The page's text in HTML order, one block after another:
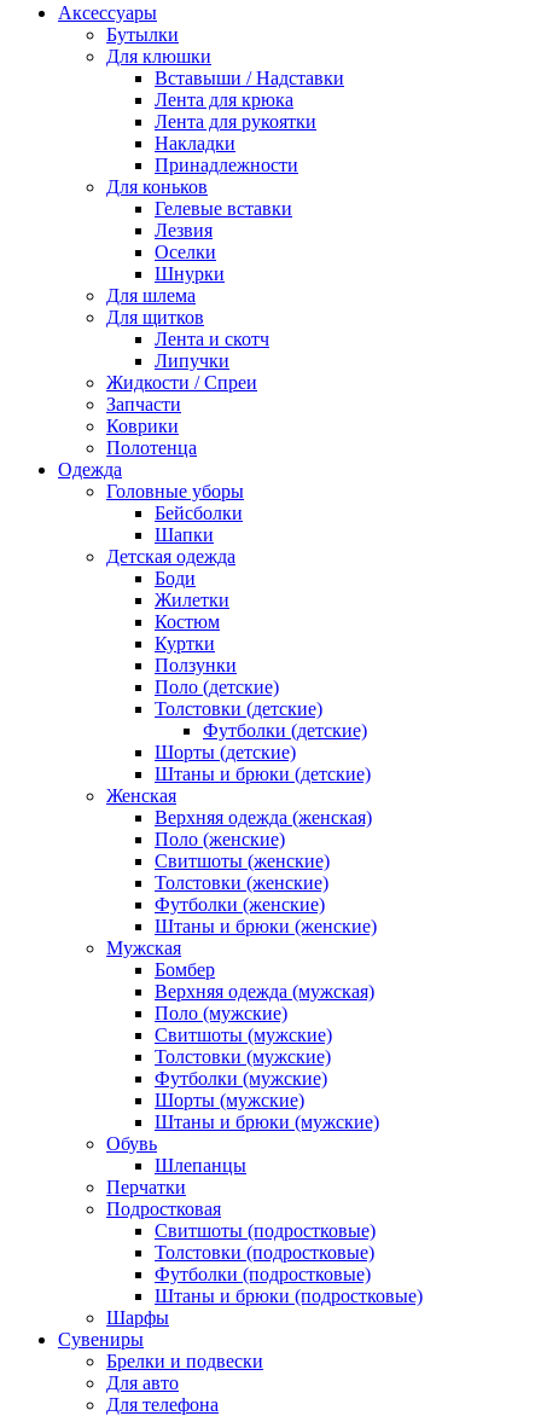
Аксессуары
Бутылки
Для клюшки
Вставыши / Надставки
Лента для крюка
Лента для рукоятки
Накладки
Принадлежности
Для коньков
Гелевые вставки
Лезвия
Оселки
Шнурки
Для шлема
Для щитков
Лента и скотч
Липучки
Жидкости / Спреи
Запчасти
Коврики
Полотенца
Одежда
Головные уборы
Бейсболки
Шапки
Детская одежда
Боди
Жилетки
Костюм
Куртки
Ползунки
Поло (детские)
Толстовки (детские)
Футболки (детские)
Шорты (детские)
Штаны и брюки (детские)
Женская
Верхняя одежда (женская)
Поло (женские)
Свитшоты (женские)
Толстовки (женские)
Футболки (женские)
Штаны и брюки (женские)
Мужская
Бомбер
Верхняя одежда (мужская)
Поло (мужские)
Свитшоты (мужские)
Толстовки (мужские)
Футболки (мужские)
Шорты (мужские)
Штаны и брюки (мужские)
Обувь
Шлепанцы
Перчатки
Подростковая
Свитшоты (подростковые)
Толстовки (подростковые)
Футболки (подростковые)
Штаны и брюки (подростковые)
Шарфы
Сувениры
Брелки и подвески
Для авто
Для телефона